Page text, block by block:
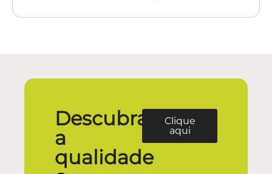
Descubra
a
qualidade
Clique
aqui